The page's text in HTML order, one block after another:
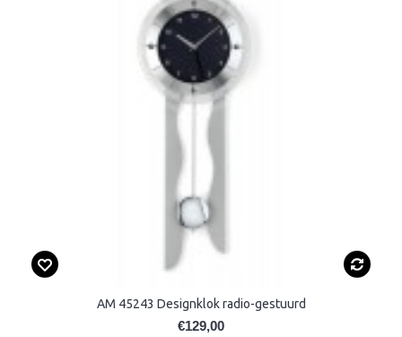
AM 45243 Designklok radio-gestuurd
€129,00